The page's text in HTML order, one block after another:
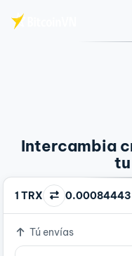
Intercambia
1 TRX 0.00084443
Tú envías